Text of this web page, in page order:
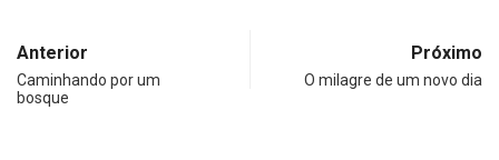
Anterior
Caminhando por um
bosque
Próximo
O milagre de um novo dia